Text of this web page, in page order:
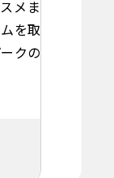
メま
を取
クの